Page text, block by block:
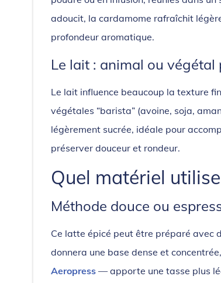
adoucit, la cardamome rafraîchit
profondeur aromatique.
Le lait : animal ou
Le lait influence beaucoup la texture
végétales “barista” (avoine, soja,
légèrement sucrée, idéale pour
préserver douceur et rondeur.
Quel matériel
Méthode douce ou
Ce latte épicé peut être préparé avec
donnera une base dense et
Aeropress — apporte une tasse plus